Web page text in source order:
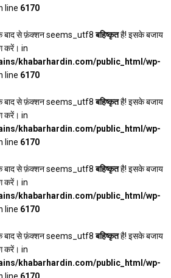
line 6170
बाद से फ़ंक्शन seems_utf8बहिष्कृतहै! इसके बजाय
करें। in
khabarhardin.com/public_html/wp-
line 6170
बाद से फ़ंक्शन seems_utf8बहिष्कृतहै! इसके बजाय
करें। in
khabarhardin.com/public_html/wp-
line 6170
बाद से फ़ंक्शन seems_utf8बहिष्कृतहै! इसके बजाय
करें। in
khabarhardin.com/public_html/wp-
line 6170
बाद से फ़ंक्शन seems_utf8बहिष्कृतहै! इसके बजाय
करें। in
khabarhardin.com/public_html/wp-